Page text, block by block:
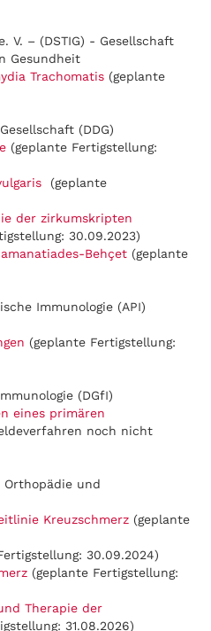
V. – (DSTIG) - Gesellschaft
Gesundheit
Trachomatis (geplante
(DDG)
(geplante Fertigstellung:
(geplante
der zirkumskripten
30.09.2023)
Behçet (geplante
Immunologie (API)
(geplante Fertigstellung:
(DGfI)
eines primären
noch nicht
und
Kreuzschmerz (geplante
30.09.2024)
(geplante Fertigstellung:
Therapie der
31.08.2026)